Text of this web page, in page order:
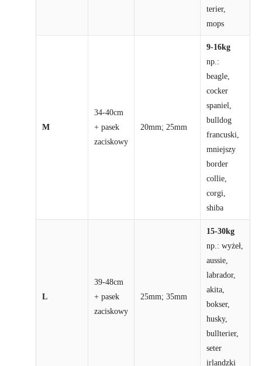
terier,
mops
M
34-40cm
+ pasek
zaciskowy
20mm; 25mm
9-16kg
np.:
beagle,
cocker
spaniel,
bulldog
francuski,
mniejszy
border
collie,
corgi,
shiba
L
39-48cm
+ pasek
zaciskowy
25mm; 35mm
15-30kg
np.: wyżeł,
aussie,
labrador,
akita,
bokser,
husky,
bullterier,
seter
irlandzki